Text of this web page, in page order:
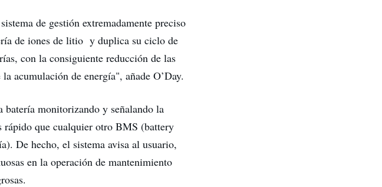
de gestión extremadamente preciso
de iones de litio y duplica su ciclo de
con la consiguiente reducción de las
acumulación de energía", añade O’Day.
monitorizando y señalando la
rápido que cualquier otro BMS (battery
De hecho, el sistema avisa al usuario,
en la operación de mantenimiento